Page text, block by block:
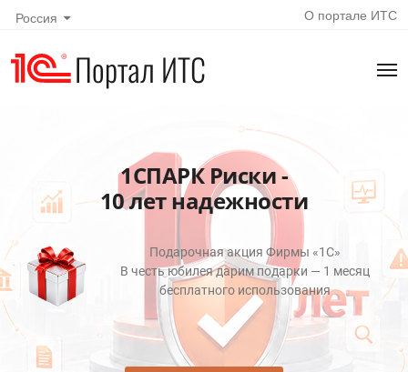
Россия О портале ИТС
Портал ИТС
1СПАРК Риски -
10 лет надежности
Подарочная акция Фирмы «1С»
В честь юбилея дарим подарки — 1 месяц
бесплатного использования